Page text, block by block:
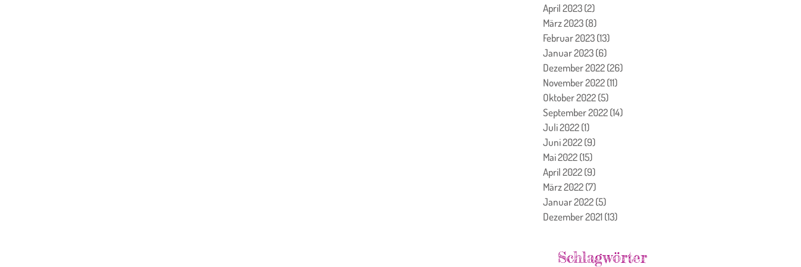
April 2023(2)
März 2023(8)
Februar 2023(13)
Januar 2023(6)
Dezember 2022(26)
November 2022(11)
Oktober 2022(5)
September 2022(14)
Juli 2022(1)
Juni 2022(9)
Mai 2022(15)
April 2022(9)
März 2022(7)
Januar 2022(5)
Dezember 2021 (13)
Schlagwörter